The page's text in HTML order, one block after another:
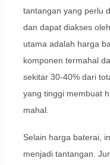
tantangan yang perlu
dan dapat diakses
utama adalah harga
komponen termahal
sekitar 30-40% dari
yang tinggi membuat
mahal.
Selain harga baterai,
menjadi tantangan.